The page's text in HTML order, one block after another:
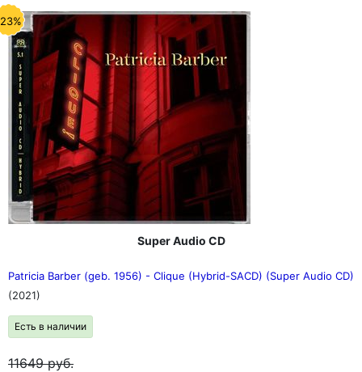
Super Audio CD
Patricia Barber (geb. 1956) - Clique (Hybrid-SACD) (Super Audio CD)
(2021)
Есть в наличии
11649руб.